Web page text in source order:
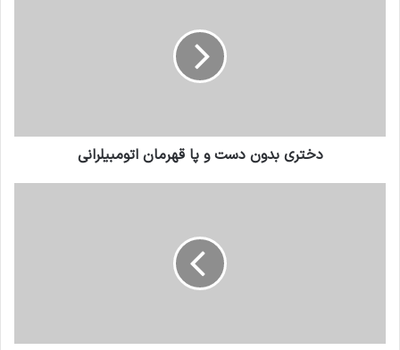
دختری بدون دست و پا قهرمان اتومبیلرانی